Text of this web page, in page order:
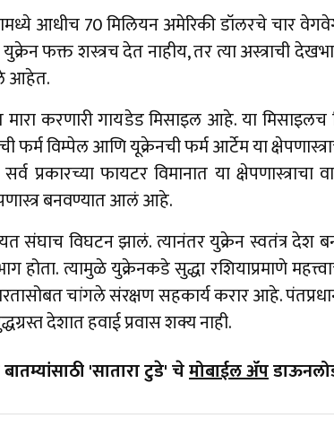
आधीच 70 मिलियन अमेरिकी डॉलरचे चार
फक्त शस्त्रच देत नाहीय, तर त्या अस्त्राची
आहेत.
करणारी गायडेड मिसाइल आहे. या
विम्पेल आणि यूक्रेनची फर्म आर्टेम या
प्रकारच्या फायटर विमानात या क्षेपणास्त्राचा
बनवण्यात आलं आहे.
संघाच विघटन झालं. त्यानंतर युक्रेन स्वतंत्र देश
होता. त्यामुळे युक्रेनकडे सुद्धा रशियाप्रमाणे
चांगले संरक्षण सहकार्य करार आहे.
देशात हवाई प्रवास शक्य नाही.
'सातारा टुडे' चेमोबाईल ॲप